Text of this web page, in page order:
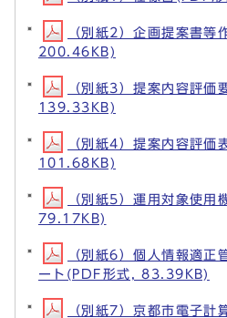
（別紙2）企画提案書等
200.46KB)
（別紙3）提案内容評価
139.33KB)
（別紙4）提案内容評価
101.68KB)
（別紙5）運用対象使用
79.17KB)
（別紙6）個人情報適正
ート(PDF形式, 83.39KB)
（別紙7）京都市電子計